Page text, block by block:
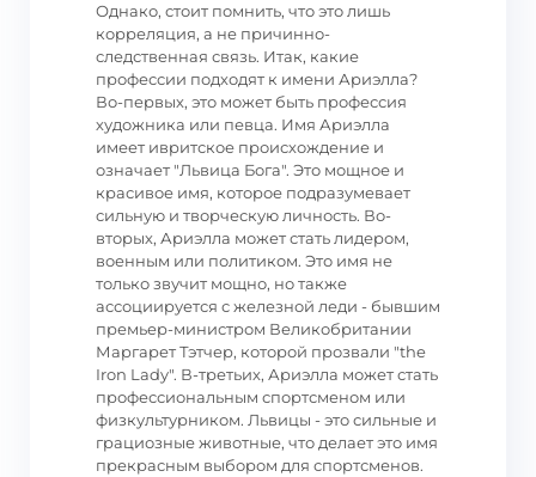
Однако, стоит помнить, что это лишь
корреляция, а не причинно-
следственная связь. Итак, какие
профессии подходят к имени Ариэлла?
Во-первых, это может быть профессия
художника или певца. Имя Ариэлла
имеет ивритское происхождение и
означает "Львица Бога". Это мощное и
красивое имя, которое подразумевает
сильную и творческую личность. Во-
вторых, Ариэлла может стать лидером,
военным или политиком. Это имя не
только звучит мощно, но также
ассоциируется с железной леди - бывшим
премьер-министром Великобритании
Маргарет Тэтчер, которой прозвали "the
Iron Lady". В-третьих, Ариэлла может стать
профессиональным спортсменом или
физкультурником. Львицы - это сильные и
грациозные животные, что делает это имя
прекрасным выбором для спортсменов.